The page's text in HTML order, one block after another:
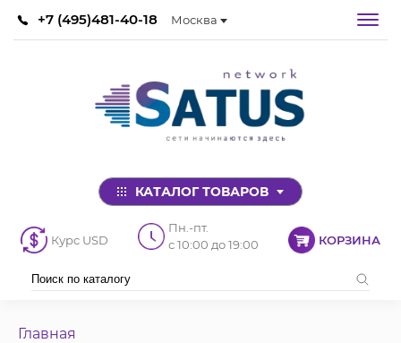
+7 (495)481-40-18 Москва
КАТАЛОГ ТОВАРОВ
Курс USD
Пн.-пт.
с 10:00 до 19:00
КОРЗИНА
Главная